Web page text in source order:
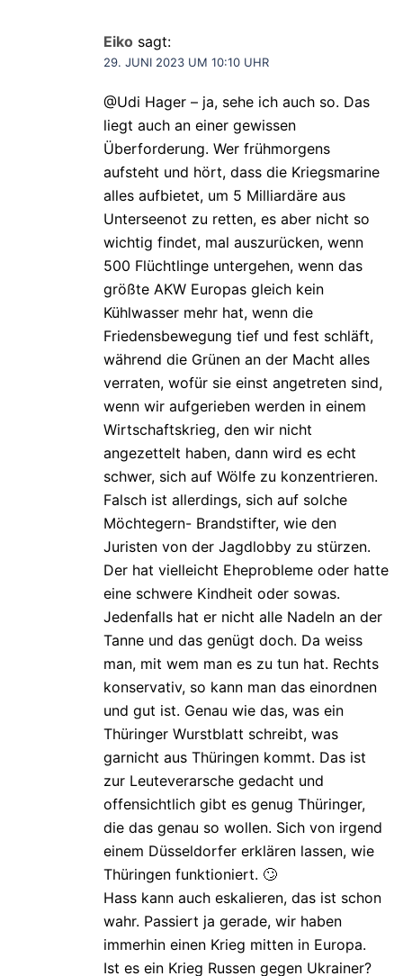
Eiko sagt:
29. JUNI 2023 UM 10:10 UHR
@Udi Hager – ja, sehe ich auch so. Das
liegt auch an einer gewissen
Überforderung. Wer frühmorgens
aufsteht und hört, dass die Kriegsmarine
alles aufbietet, um 5 Milliardäre aus
Unterseenot zu retten, es aber nicht so
wichtig findet, mal auszurücken, wenn
500 Flüchtlinge untergehen, wenn das
größte AKW Europas gleich kein
Kühlwasser mehr hat, wenn die
Friedensbewegung tief und fest schläft,
während die Grünen an der Macht alles
verraten, wofür sie einst angetreten sind,
wenn wir aufgerieben werden in einem
Wirtschaftskrieg, den wir nicht
angezettelt haben, dann wird es echt
schwer, sich auf Wölfe zu konzentrieren.
Falsch ist allerdings, sich auf solche
Möchtegern- Brandstifter, wie den
Juristen von der Jagdlobby zu stürzen.
Der hat vielleicht Eheprobleme oder hatte
eine schwere Kindheit oder sowas.
Jedenfalls hat er nicht alle Nadeln an der
Tanne und das genügt doch. Da weiss
man, mit wem man es zu tun hat. Rechts
konservativ, so kann man das einordnen
und gut ist. Genau wie das, was ein
Thüringer Wurstblatt schreibt, was
garnicht aus Thüringen kommt. Das ist
zur Leuteverarsche gedacht und
offensichtlich gibt es genug Thüringer,
die das genau so wollen. Sich von irgend
einem Düsseldorfer erklären lassen, wie
Thüringen funktioniert. 🙄
Hass kann auch eskalieren, das ist schon
wahr. Passiert ja gerade, wir haben
immerhin einen Krieg mitten in Europa.
Ist es ein Krieg Russen gegen Ukrainer?